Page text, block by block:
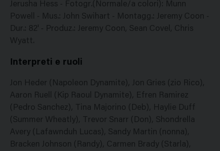
Jerusha Hess - Fotogr.(Normale/a colori): Munn
Powell - Mus.: John Swihart - Montagg.: Jeremy Coon -
Dur.: 82' - Produz.: Jeremy Coon, Sean Covel, Chris
Wyatt.
Interpreti e ruoli
Jon Heder (Napoleon Dynamite), Jon Gries (zio Rico),
Aaron Ruell (Kip Raoul Dynamite), Efren Ramirez
(Pedro Sanchez), Tina Majorino (Deb), Haylie Duff
(Summer Wheatly), Trevor Snarr (Don), Shondrella
Avery (Lafawnduh Lucas), Sandy Martin (nonna),
Bracken Johnson (Randy), Carmen Brady (Starla),